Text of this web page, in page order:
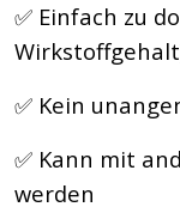
✅ Einfach zu
✅ Kein
✅ Kann mit
werden